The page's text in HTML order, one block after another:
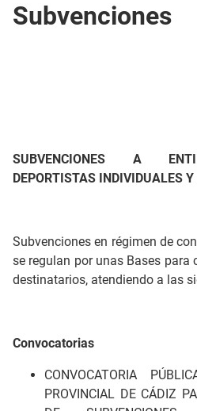
Subvenciones
SUBVENCIONES A
DEPORTISTAS INDIVIDUALES
Subvenciones en régimen de
se regulan por unas Bases para
destinatarios, atendiendo a las
Convocatorias
CONVOCATORIA
PROVINCIAL DE CÁDIZ